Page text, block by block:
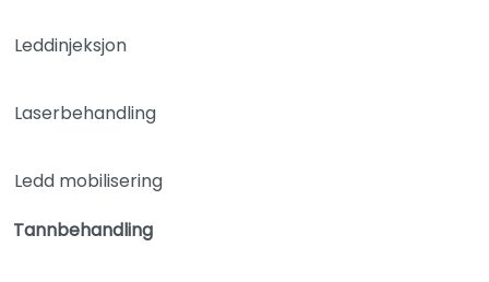
Leddinjeksjon
Laserbehandling
Ledd mobilisering
Tannbehandling